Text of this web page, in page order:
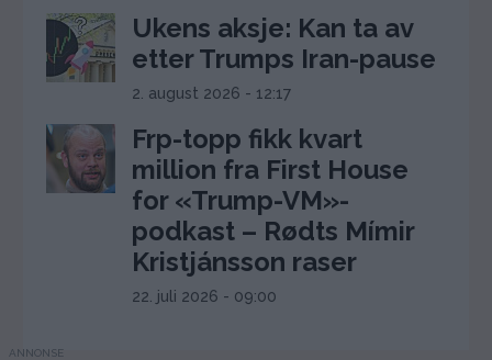
Ukens aksje: Kan ta av
etter Trumps Iran-pause
2. august 2026 - 12:17
Frp-topp fikk kvart
million fra First House
for «Trump-VM»-
podkast – Rødts Mímir
Kristjánsson raser
22. juli 2026 - 09:00
ANNONSE